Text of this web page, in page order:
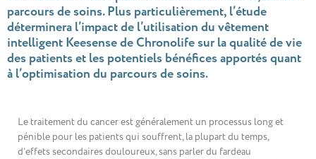
parcours de soins. Plus particulièrement, l’étude
déterminera l’impact de l’utilisation du vêtement
intelligent Keesense de Chronolife sur la qualité de vie
des patients et les potentiels bénéfices apportés quant
à l’optimisation du parcours de soins.
Le traitement du cancer est généralement un processus long et
pénible pour les patients qui souffrent, la plupart du temps,
d’effets secondaires douloureux, sans parler du fardeau